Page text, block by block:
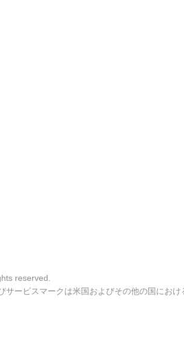
reserved.
ービスマークは米国およびその他の国におけ